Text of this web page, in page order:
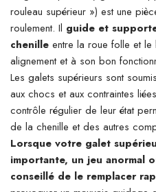
rouleau supérieur ») est une
roulement. Il guide et
chenille entre la roue folle et
alignement et à son bon
Les galets supérieurs sont
aux chocs et aux contraintes
contrôle régulier de leur état
de la chenille et des autres
Lorsque votre galet
importante, un jeu anormal
conseillé de le remplacer